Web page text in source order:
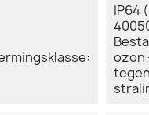
IP64
ozon